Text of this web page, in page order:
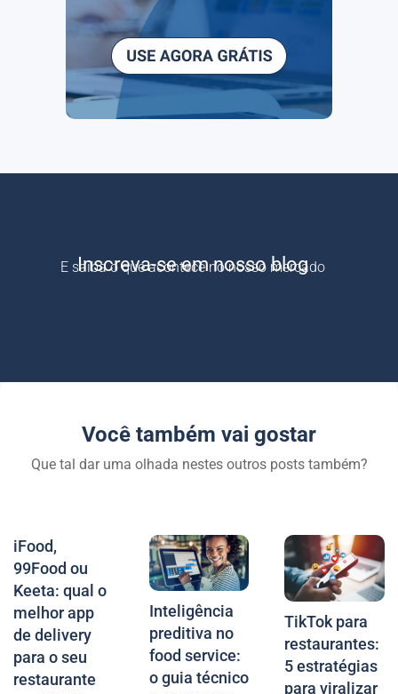
Inscreva-se em nosso blog
E saiba o que acontece no nosso mercado
Você também vai gostar
Que tal dar uma olhada nestes outros posts também?
iFood,
99Food ou
Keeta: qual o
melhor app
de delivery
para o seu
restaurante
Inteligência
preditiva no
food service:
o guia técnico
TikTok para
restaurantes:
5 estratégias
para viralizar